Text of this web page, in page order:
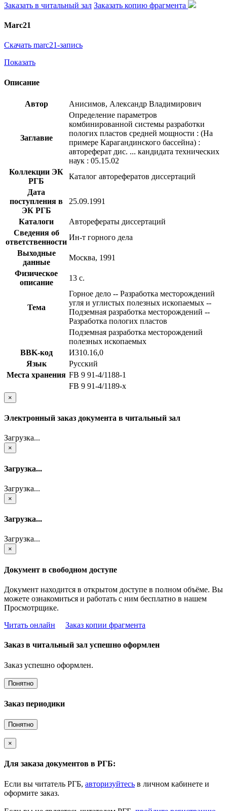
Заказать в читальный зал Заказать копию фрагмента
Marc21
Скачать marc21-запись
Показать
Описание
Автор Анисимов, Александр Владимирович
Заглавие
Определение параметров
комбинированной системы разработки
пологих пластов средней мощности : (На
примере Карагандинского бассейна) :
автореферат дис. ... кандидата технических
наук : 05.15.02
Коллекции ЭК
РГБ
Каталог авторефератов диссертаций
Дата
поступления в
ЭК РГБ
25.09.1991
Каталоги
Авторефераты диссертаций
Сведения об
ответственности
Ин-т горного дела
Выходные
данные
Москва, 1991
Физическое
описание
13 с.
Тема
Горное дело -- Разработка месторождений
угля и углистых полезных ископаемых --
Подземная разработка месторождений --
Разработка пологих пластов
Подземная разработка месторождений
полезных ископаемых
BBK-код
И310.16,0
Язык
Русский
Места хранения FB 9 91-4/1188-1
FB 9 91-4/1189-x
×
Электронный заказ документа в читальный зал
Загрузка...
×
Загрузка...
Загрузка...
×
Загрузка...
Загрузка...
×
Документ в свободном доступе
Документ находится в открытом доступе в полном объёме. Вы
можете ознакомиться и работать с ним бесплатно в нашем
Просмотрщике.
Читать онлайн
Заказ копии фрагмента
Заказ в читальный зал успешно оформлен
Заказ успешно оформлен.
Понятно
Заказ периодики
Понятно
×
Для заказа документов в РГБ:
Если вы читатель РГБ, авторизуйтесь в личном кабинете и
оформите заказ.